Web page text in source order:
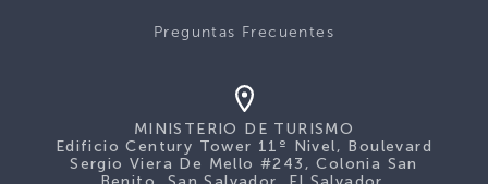
Preguntas Frecuentes
MINISTERIO DE TURISMO
Edificio Century Tower 11º Nivel, Boulevard
Sergio Viera De Mello #243, Colonia San